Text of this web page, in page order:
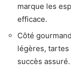
marque les
efficace.
Côté
légères, tartes
succès assuré.